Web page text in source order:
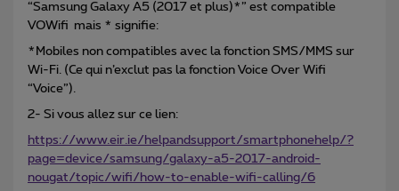
“Samsung Galaxy A5 (2017 et plus)*” est compatible
VOWifi mais * signifie:
*Mobiles non compatibles avec la fonction SMS/MMS sur
Wi-Fi. (Ce qui n’exclut pas la fonction Voice Over Wifi
“Voice”).
2- Si vous allez sur ce lien:
https://www.eir.ie/helpandsupport/smartphonehelp/?
page=device/samsung/galaxy-a5-2017-android-
nougat/topic/wifi/how-to-enable-wifi-calling/6